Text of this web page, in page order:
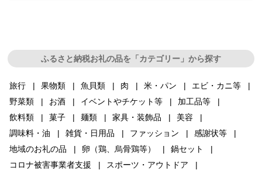
ふるさと納税お礼の品を「カテゴリー」から探す
旅行 果物類 魚貝類 肉 米・パン
エビ・カニ等
野菜類
お酒 イベントやチケット等
加工品等
飲料類
菓子 麺類 家具・装飾品
美容
調味料・油
雑貨・日用品 ファッション
感謝状等
地域のお礼の品
卵（鶏、烏骨鶏等）
鍋セット
コロナ被害事業者支援
スポーツ・アウトドア